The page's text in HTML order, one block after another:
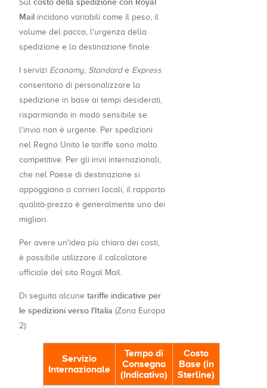
Sul costo della spedizione con Royal
Mail incidono variabili come il peso, il
volume del pacco, l'urgenza della
spedizione e la destinazione finale.
I servizi Economy, Standarde Express
consentono di personalizzare la
spedizione in base ai tempi desiderati,
risparmiando in modo sensibile se
l'invio non è urgente. Per spedizioni
nel Regno Unito le tariffe sono molto
competitive. Per gli invii internazionali,
che nel Paese di destinazione si
appoggiano a corrieri locali, il rapporto
qualità-prezzo è generalmente uno dei
migliori.
Per avere un'idea più chiara dei costi,
è possibile utilizzare il calcolatore
ufficiale del sito Royal Mail.
Di seguito alcune tariffe indicative per
le spedizioni verso l'Italia (Zona Europa
2):
Servizio
Internazionale
Tempo di
Consegna
(Indicativo)
Costo
Base (in
Sterline)